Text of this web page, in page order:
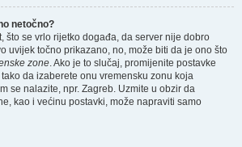
netočno?
što se vrlo rijetko događa, da server nije dobro
uvijek točno prikazano, no, može biti da je ono što
zone. Ako je to slučaj, promijenite postavke
da izaberete onu vremensku zonu koja
se nalazite, npr. Zagreb. Uzmite u obzir da
kao i većinu postavki, može napraviti samo